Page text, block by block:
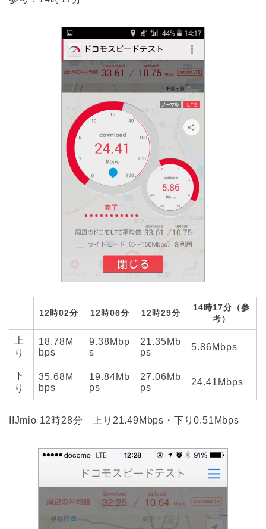
12時02分 12時06分 12時29分
14時17分（参
考）
上
り
18.78M
bps
9.38Mbp
s
21.35Mb
ps
5.86Mbps
下
り
35.68M
bps
19.84Mb
ps
27.06Mb
ps
24.41Mbps
IIJmio 12時28分 上り21.49Mbps・下り0.51Mbps